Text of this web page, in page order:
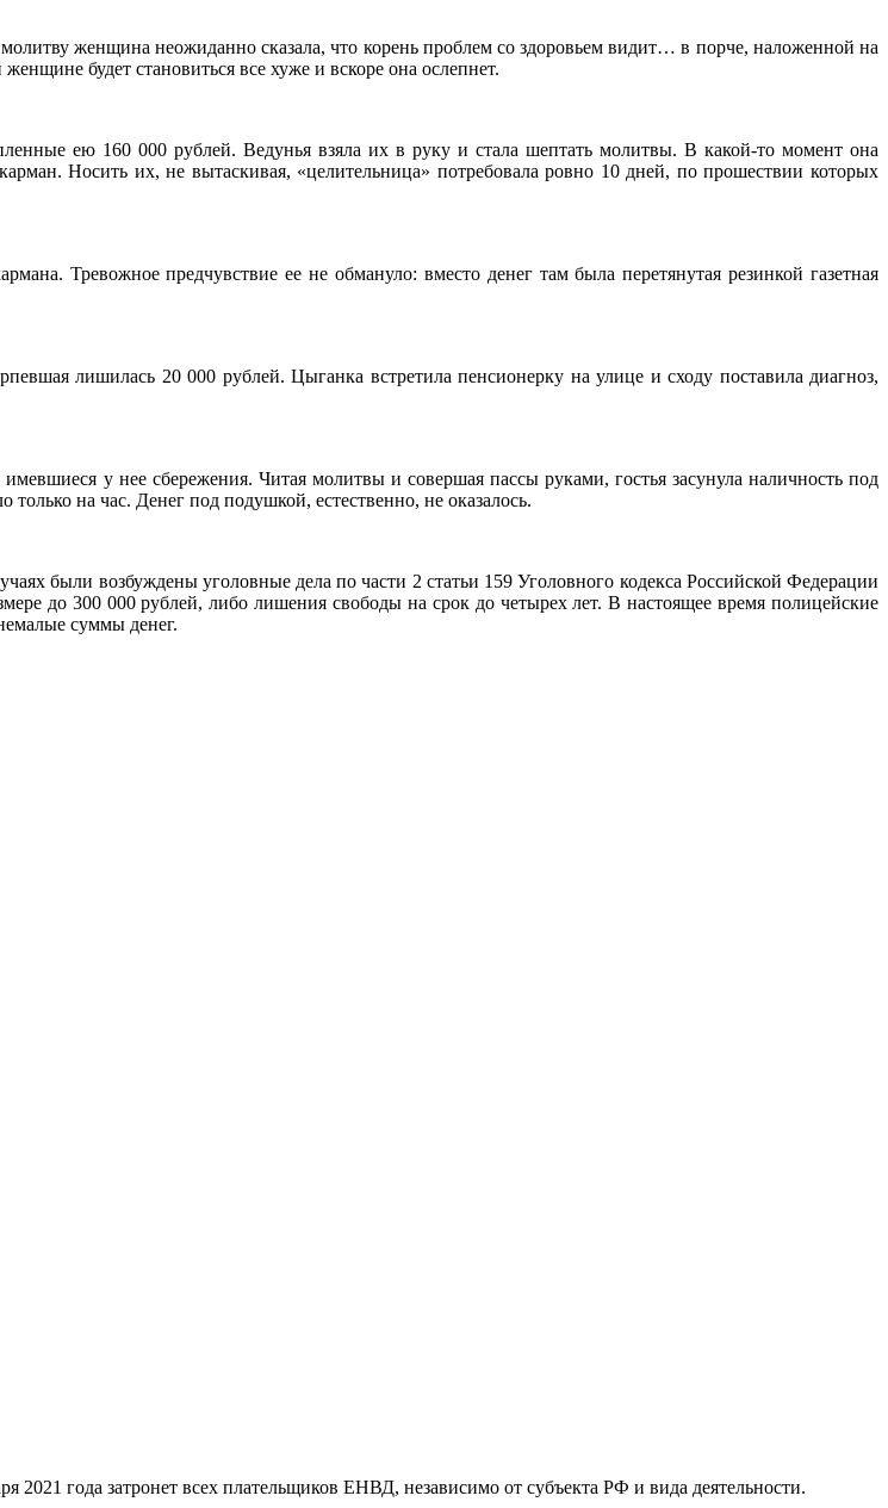
женщина неожиданно сказала, что корень проблем со здоровьем видит… в порче, наложенной на
будет становиться все хуже и вскоре она ослепнет.
ею 160 000 рублей. Ведунья взяла их в руку и стала шептать молитвы. В какой-то момент она
Носить их, не вытаскивая, «целительница» потребовала ровно 10 дней, по прошествии которых
Тревожное предчувствие ее не обмануло: вместо денег там была перетянутая резинкой газетная
лишилась 20 000 рублей. Цыганка встретила пенсионерку на улице и сходу поставила диагноз,
у нее сбережения. Читая молитвы и совершая пассы руками, гостья засунула наличность под
на час. Денег под подушкой, естественно, не оказалось.
были возбуждены уголовные дела по части 2 статьи 159 Уголовного кодекса Российской Федерации
до 300 000 рублей, либо лишения свободы на срок до четырех лет. В настоящее время полицейские
суммы денег.
затронет всех плательщиков ЕНВД, независимо от субъекта РФ и вида деятельности.